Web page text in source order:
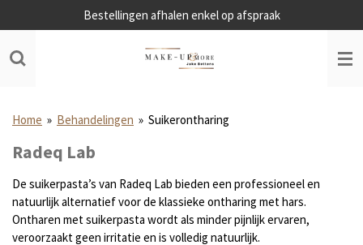
direct
naar
Bestellingen afhalen enkel op afspraak
Home » Behandelingen » Suikerontharing
Radeq Lab
De suikerpasta’s van Radeq Lab bieden een professioneel en
natuurlijk alternatief voor de klassieke ontharing met hars.
Ontharen met suikerpasta wordt als minder pijnlijk ervaren,
veroorzaakt geen irritatie en is volledig natuurlijk.